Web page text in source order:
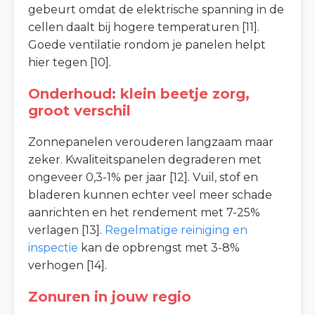
gebeurt omdat de elektrische spanning in de
cellen daalt bij hogere temperaturen [11].
Goede ventilatie rondom je panelen helpt
hier tegen [10].
Onderhoud: klein beetje zorg,
groot verschil
Zonnepanelen verouderen langzaam maar
zeker. Kwaliteitspanelen degraderen met
ongeveer 0,3-1% per jaar [12]. Vuil, stof en
bladeren kunnen echter veel meer schade
aanrichten en het rendement met 7-25%
verlagen [13]. Regelmatige reiniging en
inspectie kan de opbrengst met 3-8%
verhogen [14].
Zonuren in jouw regio